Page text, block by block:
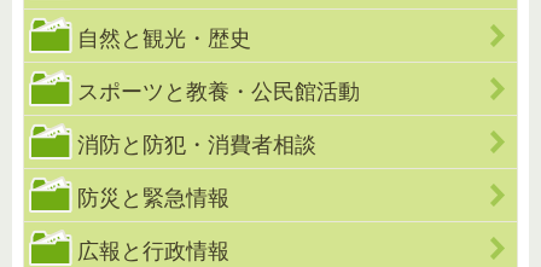
自然と観光・歴史
スポーツと教養・公民館活動
消防と防犯・消費者相談
防災と緊急情報
広報と行政情報